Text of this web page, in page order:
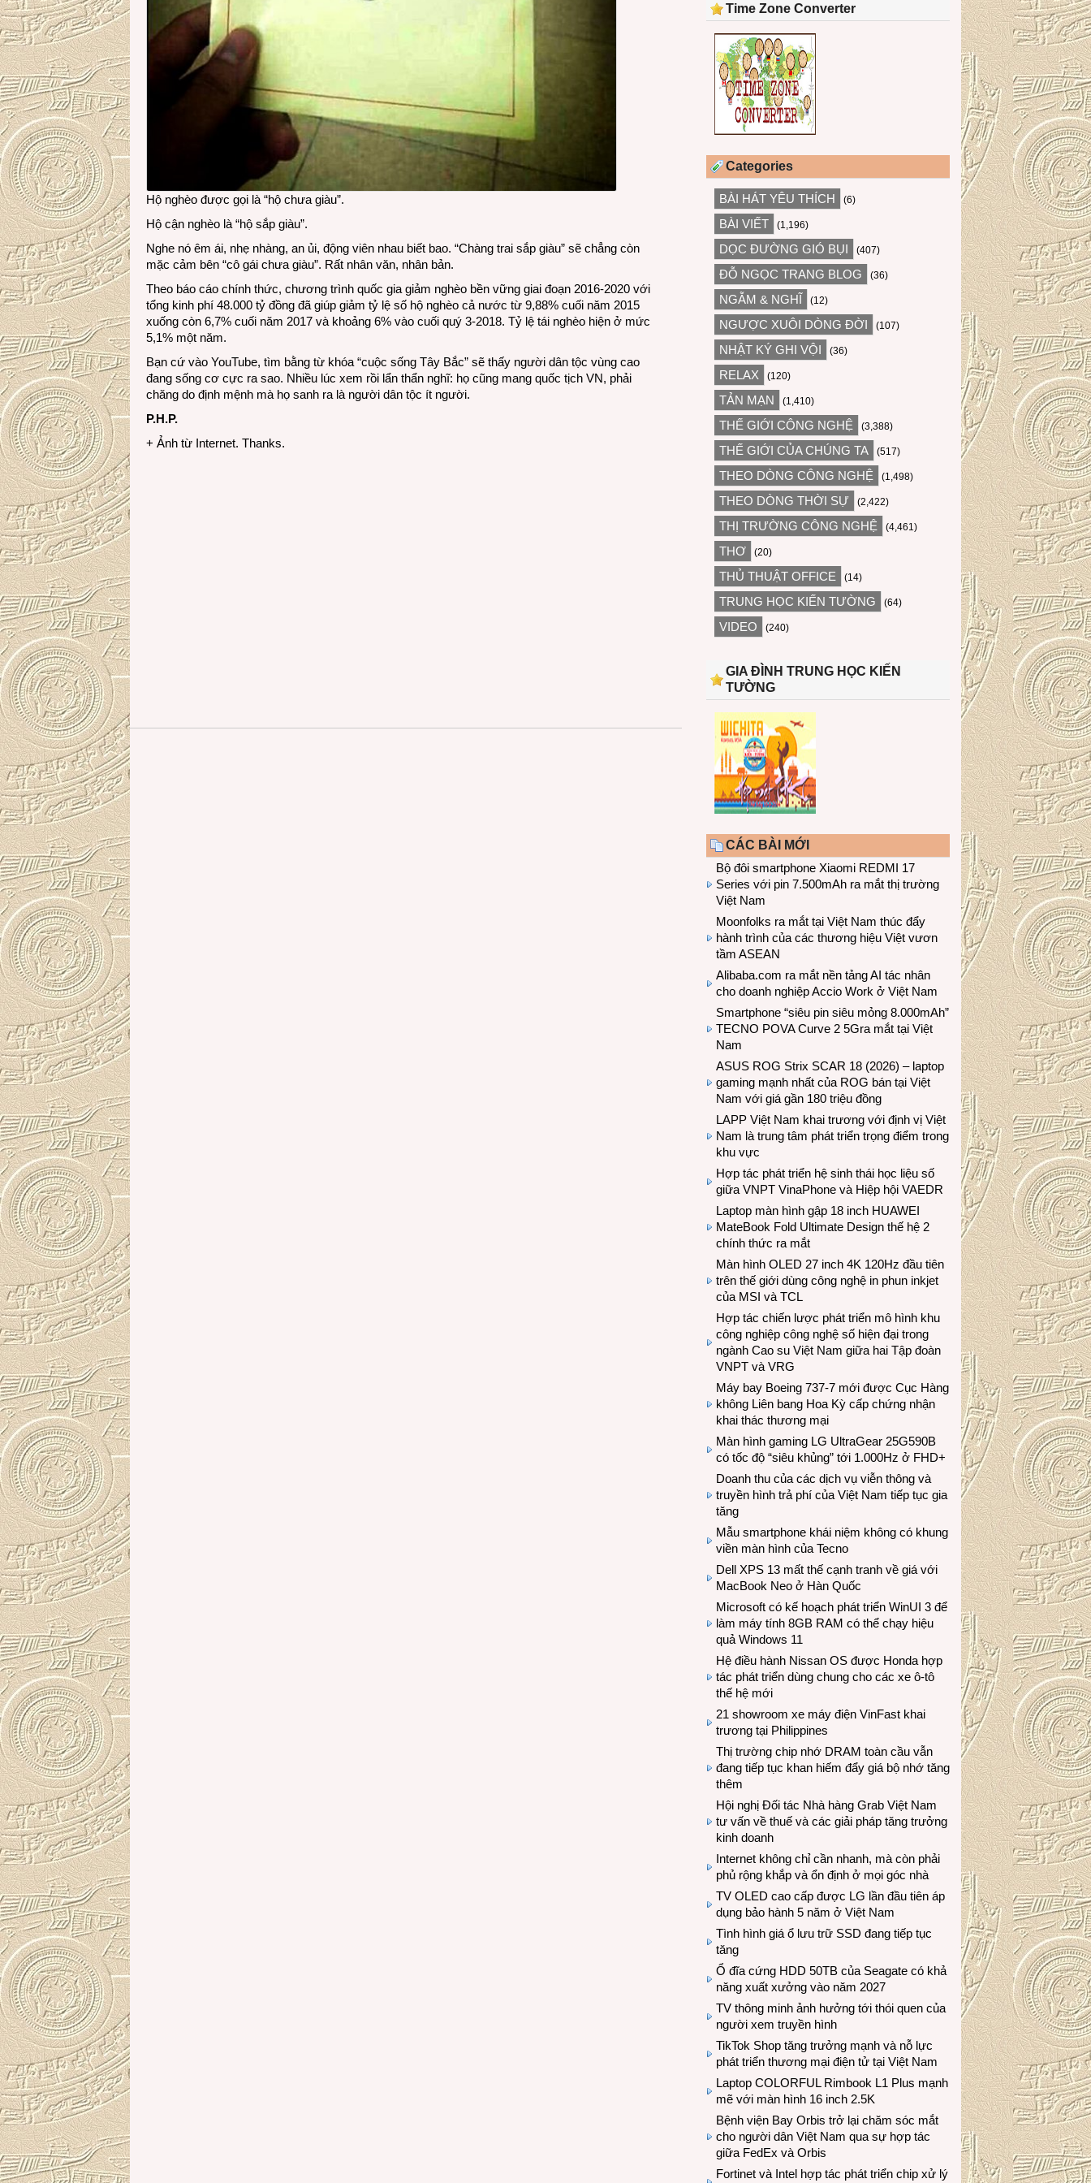
Hộ nghèo được gọi là “hộ chưa giàu”.
Hộ cận nghèo là “hộ sắp giàu”.
Nghe nó êm ái, nhẹ nhàng, an ủi, động viên nhau biết bao. “Chàng trai sắp giàu” sẽ chẳng còn
mặc cảm bên “cô gái chưa giàu”. Rất nhân văn, nhân bản.
Theo báo cáo chính thức, chương trình quốc gia giảm nghèo bền vững giai đoạn 2016-2020 với
tổng kinh phí 48.000 tỷ đồng đã giúp giảm tỷ lệ số hộ nghèo cả nước từ 9,88% cuối năm 2015
xuống còn 6,7% cuối năm 2017 và khoảng 6% vào cuối quý 3-2018. Tỷ lệ tái nghèo hiện ở mức
5,1% một năm.
Bạn cứ vào YouTube, tìm bằng từ khóa “cuộc sống Tây Bắc” sẽ thấy người dân tộc vùng cao
đang sống cơ cực ra sao. Nhiều lúc xem rồi lẩn thẩn nghĩ: họ cũng mang quốc tịch VN, phải
chăng do định mệnh mà họ sanh ra là người dân tộc ít người.
P.H.P.
+ Ảnh từ Internet. Thanks.
Time Zone Converter
Categories
BÀI HÁT YÊU THÍCH (6)
BÀI VIẾT (1,196)
DỌC ĐƯỜNG GIÓ BỤI (407)
ĐỖ NGỌC TRANG BLOG (36)
NGẪM & NGHĨ (12)
NGƯỢC XUÔI DÒNG ĐỜI (107)
NHẬT KÝ GHI VỘI (36)
RELAX (120)
TẢN MẠN (1,410)
THẾ GIỚI CÔNG NGHỆ (3,388)
THẾ GIỚI CỦA CHÚNG TA (517)
THEO DÒNG CÔNG NGHỆ (1,498)
THEO DÒNG THỜI SỰ (2,422)
THỊ TRƯỜNG CÔNG NGHỆ (4,461)
THƠ (20)
THỦ THUẬT OFFICE (14)
TRUNG HỌC KIẾN TƯỜNG (64)
VIDEO (240)
GIA ĐÌNH TRUNG HỌC KIẾN
TƯỜNG
CÁC BÀI MỚI
Bộ đôi smartphone Xiaomi REDMI 17
Series với pin 7.500mAh ra mắt thị trường
Việt Nam
Moonfolks ra mắt tại Việt Nam thúc đẩy
hành trình của các thương hiệu Việt vươn
tầm ASEAN
Alibaba.com ra mắt nền tảng AI tác nhân
cho doanh nghiệp Accio Work ở Việt Nam
Smartphone “siêu pin siêu mỏng 8.000mAh”
TECNO POVA Curve 2 5Gra mắt tại Việt
Nam
ASUS ROG Strix SCAR 18 (2026) – laptop
gaming mạnh nhất của ROG bán tại Việt
Nam với giá gần 180 triệu đồng
LAPP Việt Nam khai trương với định vị Việt
Nam là trung tâm phát triển trọng điểm trong
khu vực
Hợp tác phát triển hệ sinh thái học liệu số
giữa VNPT VinaPhone và Hiệp hội VAEDR
Laptop màn hình gập 18 inch HUAWEI
MateBook Fold Ultimate Design thế hệ 2
chính thức ra mắt
Màn hình OLED 27 inch 4K 120Hz đầu tiên
trên thế giới dùng công nghệ in phun inkjet
của MSI và TCL
Hợp tác chiến lược phát triển mô hình khu
công nghiệp công nghệ số hiện đại trong
ngành Cao su Việt Nam giữa hai Tập đoàn
VNPT và VRG
Máy bay Boeing 737-7 mới được Cục Hàng
không Liên bang Hoa Kỳ cấp chứng nhận
khai thác thương mại
Màn hình gaming LG UltraGear 25G590B
có tốc độ “siêu khủng” tới 1.000Hz ở FHD+
Doanh thu của các dịch vụ viễn thông và
truyền hình trả phí của Việt Nam tiếp tục gia
tăng
Mẫu smartphone khái niệm không có khung
viền màn hình của Tecno
Dell XPS 13 mất thế cạnh tranh về giá với
MacBook Neo ở Hàn Quốc
Microsoft có kế hoạch phát triển WinUI 3 để
làm máy tính 8GB RAM có thể chạy hiệu
quả Windows 11
Hệ điều hành Nissan OS được Honda hợp
tác phát triển dùng chung cho các xe ô-tô
thế hệ mới
21 showroom xe máy điện VinFast khai
trương tại Philippines
Thị trường chip nhớ DRAM toàn cầu vẫn
đang tiếp tục khan hiếm đẩy giá bộ nhớ tăng
thêm
Hội nghị Đối tác Nhà hàng Grab Việt Nam
tư vấn về thuế và các giải pháp tăng trưởng
kinh doanh
Internet không chỉ cần nhanh, mà còn phải
phủ rộng khắp và ổn định ở mọi góc nhà
TV OLED cao cấp được LG lần đầu tiên áp
dụng bảo hành 5 năm ở Việt Nam
Tình hình giá ổ lưu trữ SSD đang tiếp tục
tăng
Ổ đĩa cứng HDD 50TB của Seagate có khả
năng xuất xưởng vào năm 2027
TV thông minh ảnh hưởng tới thói quen của
người xem truyền hình
TikTok Shop tăng trưởng mạnh và nỗ lực
phát triển thương mại điện tử tại Việt Nam
Laptop COLORFUL Rimbook L1 Plus mạnh
mẽ với màn hình 16 inch 2.5K
Bệnh viện Bay Orbis trở lại chăm sóc mắt
cho người dân Việt Nam qua sự hợp tác
giữa FedEx và Orbis
Fortinet và Intel hợp tác phát triển chip xử lý